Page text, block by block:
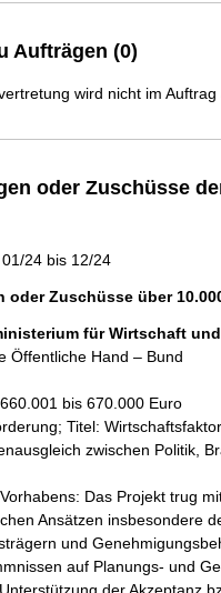
Aufträgen (0)
wird nicht im Auftrag
oder Zuschüsse
24 bis 12/24
oder Zuschüsse über
für Wirtschaft
Öffentliche Hand – Bund
660.001 bis 670.000 Euro
Titel:
zwischen Politik,
Das Projekt trug
Ansätzen insbesondere
und
auf Planungs- und